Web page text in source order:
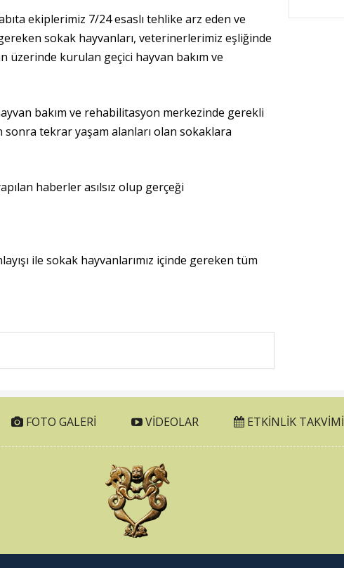
ekiplerimiz 7/24 esaslı tehlike arz eden ve
sokak hayvanları, veterinerlerimiz eşliğinde
üzerinde kurulan geçici hayvan bakım ve
bakım ve rehabilitasyon merkezinde gerekli
sonra tekrar yaşam alanları olan sokaklara
haberler asılsız olup gerçeği
ile sokak hayvanlarımız içinde gereken tüm
ETKINLIK TAKVIMI
VIDEOLAR
FOTO GALERI